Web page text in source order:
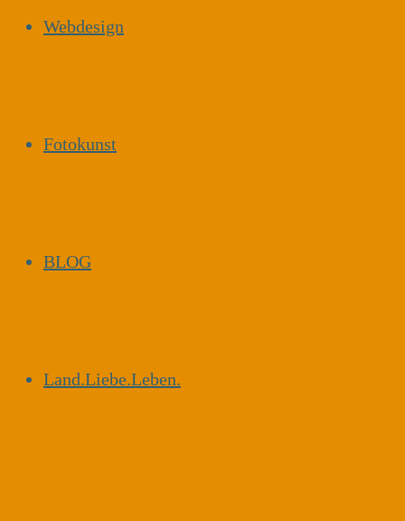
Webdesign
Fotokunst
BLOG
Land.Liebe.Leben.